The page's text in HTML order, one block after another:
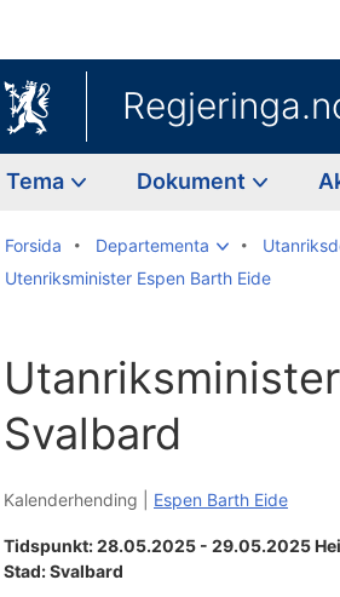
Tema Dokument
Forsida Departementa
Utenriksminister Espen Barth Eide
Svalbard
Kalenderhending | Espen Barth Eide
Tidspunkt: 28.05.2025 - 29.05.2025
Stad:Svalbard